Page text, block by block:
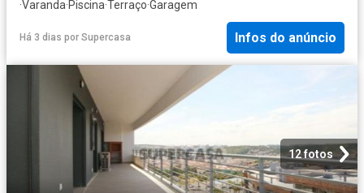
·Varanda·Piscina·Terraço·Garagem
Há 3 dias por Supercasa Infos do anúncio
12 fotos